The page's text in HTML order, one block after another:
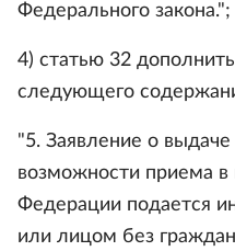
Федерального закона.";
4) статью 32
следующего
"5. Заявление о
возможности приема в
Федерации подается
или лицом без